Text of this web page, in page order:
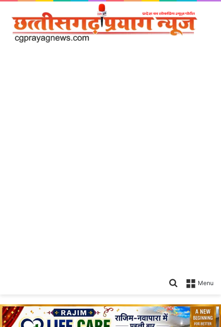
Menu
Search